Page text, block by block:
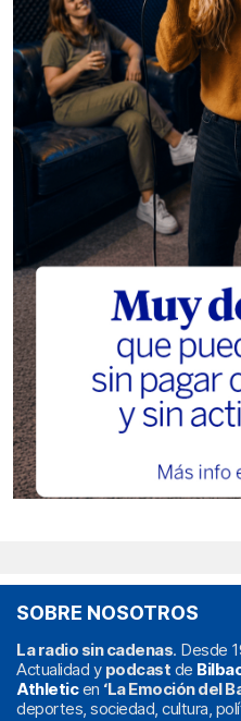
SOBRE NOSOTROS
La radio sin cadenas. Desde
Actualidad y podcast de
Athleticen ‘La Emoción del
deportes, sociedad, cultura,